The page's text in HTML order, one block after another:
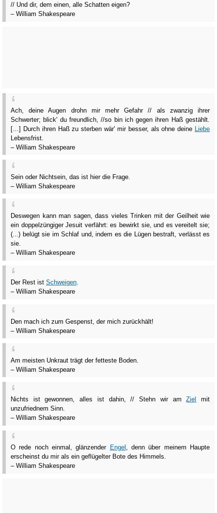
// Und dir, dem einen, alle Schatten eigen?
– William Shakespeare
Ach, deine Augen drohn mir mehr Gefahr // als zwanzig ihrer
Schwerter; blick' du freundlich, //so bin ich gegen ihren Haß gestählt.
[…] Durch ihren Haß zu sterben wär' mir besser, als ohne deine Liebe
Lebensfrist.
– William Shakespeare
Sein oder Nichtsein, das ist hier die Frage.
– William Shakespeare
Deswegen kann man sagen, dass vieles Trinken mit der Geilheit wie
ein doppelzüngiger Jesuit verfährt: es bewirkt sie, und es vereitelt sie;
(...) belügt sie im Schlaf und, indem es die Lügen bestraft, verlässt es
sie.
– William Shakespeare
Der Rest ist Schweigen.
– William Shakespeare
Den mach ich zum Gespenst, der mich zurückhält!
– William Shakespeare
Am meisten Unkraut trägt der fetteste Boden.
– William Shakespeare
Nichts ist gewonnen, alles ist dahin, // Stehn wir amZiel
mit
unzufriednem Sinn.
– William Shakespeare
O rede noch einmal, glänzender Engel , denn über meinem Haupte
erscheinst du mir als ein geflügelter Bote des Himmels.
– William Shakespeare